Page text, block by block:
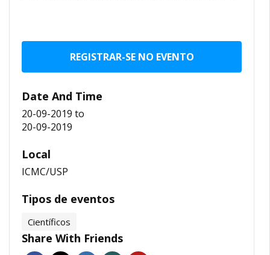
REGISTRAR-SE NO EVENTO
Date And Time
20-09-2019 to
20-09-2019
Local
ICMC/USP
Tipos de eventos
Científicos
Share With Friends